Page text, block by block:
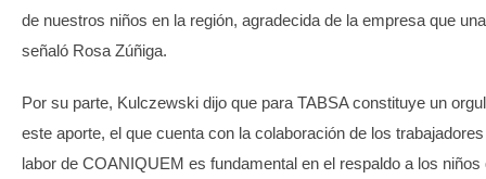
de nuestros niños en la región, agradecida de la empresa que
señaló Rosa Zúñiga.
Por su parte, Kulczewski dijo que para TABSA constituye un
este aporte, el que cuenta con la colaboración de los
labor de COANIQUEM es fundamental en el respaldo a los niños